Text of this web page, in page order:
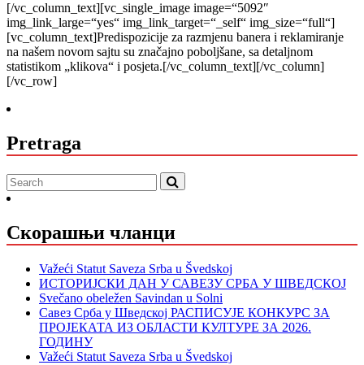
[/vc_column_text][vc_single_image image=“5092″
img_link_large=“yes“ img_link_target=“_self“ img_size=“full“]
[vc_column_text]Predispozicije za razmjenu banera i reklamiranje
na našem novom sajtu su značajno poboljšane, sa detaljnom
statistikom „klikova“ i posjeta.[/vc_column_text][/vc_column]
[/vc_row]
Pretraga
Скорашњи чланци
Važeći Statut Saveza Srba u Švedskoj
ИСТОРИЈСКИ ДАН У САВЕЗУ СРБА У ШВЕДСКОЈ
Svečano obeležen Savindan u Solni
Савез Срба у Шведској РАСПИСУЈЕ КОНКУРС ЗА
ПРОЈЕКАТА ИЗ ОБЛАСТИ КУЛТУРЕ ЗА 2026.
ГОДИНУ
Važeći Statut Saveza Srba u Švedskoj